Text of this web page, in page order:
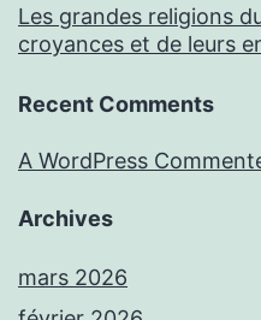
Les grandes religions
croyances et de leurs
Recent Comments
A WordPress
Archives
mars 2026